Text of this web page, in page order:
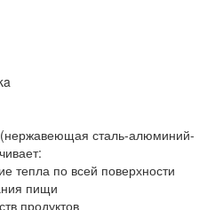
сталь-алюминий-
тепла по всей поверхности
пищи
продуктов